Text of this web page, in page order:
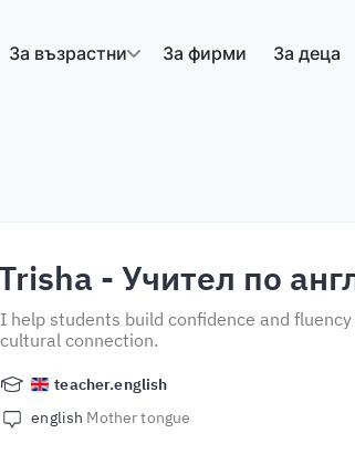
За възрастни За фирми За деца
- Учител по
I help students build confidence and
cultural connection.
teacher.english
english Mother tongue